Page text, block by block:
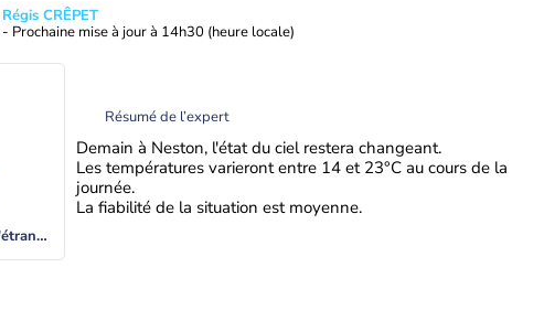
Régis CRÊPET
- Prochaine mise à jour à 14h30 (heure locale)
Actualités Météo à l'étranger
Résumé de l’expert
Demain à Neston, l'état du ciel restera changeant.
Les températures varieront entre 14 et 23°C au cours de la
journée.
La fiabilité de la situation est moyenne.